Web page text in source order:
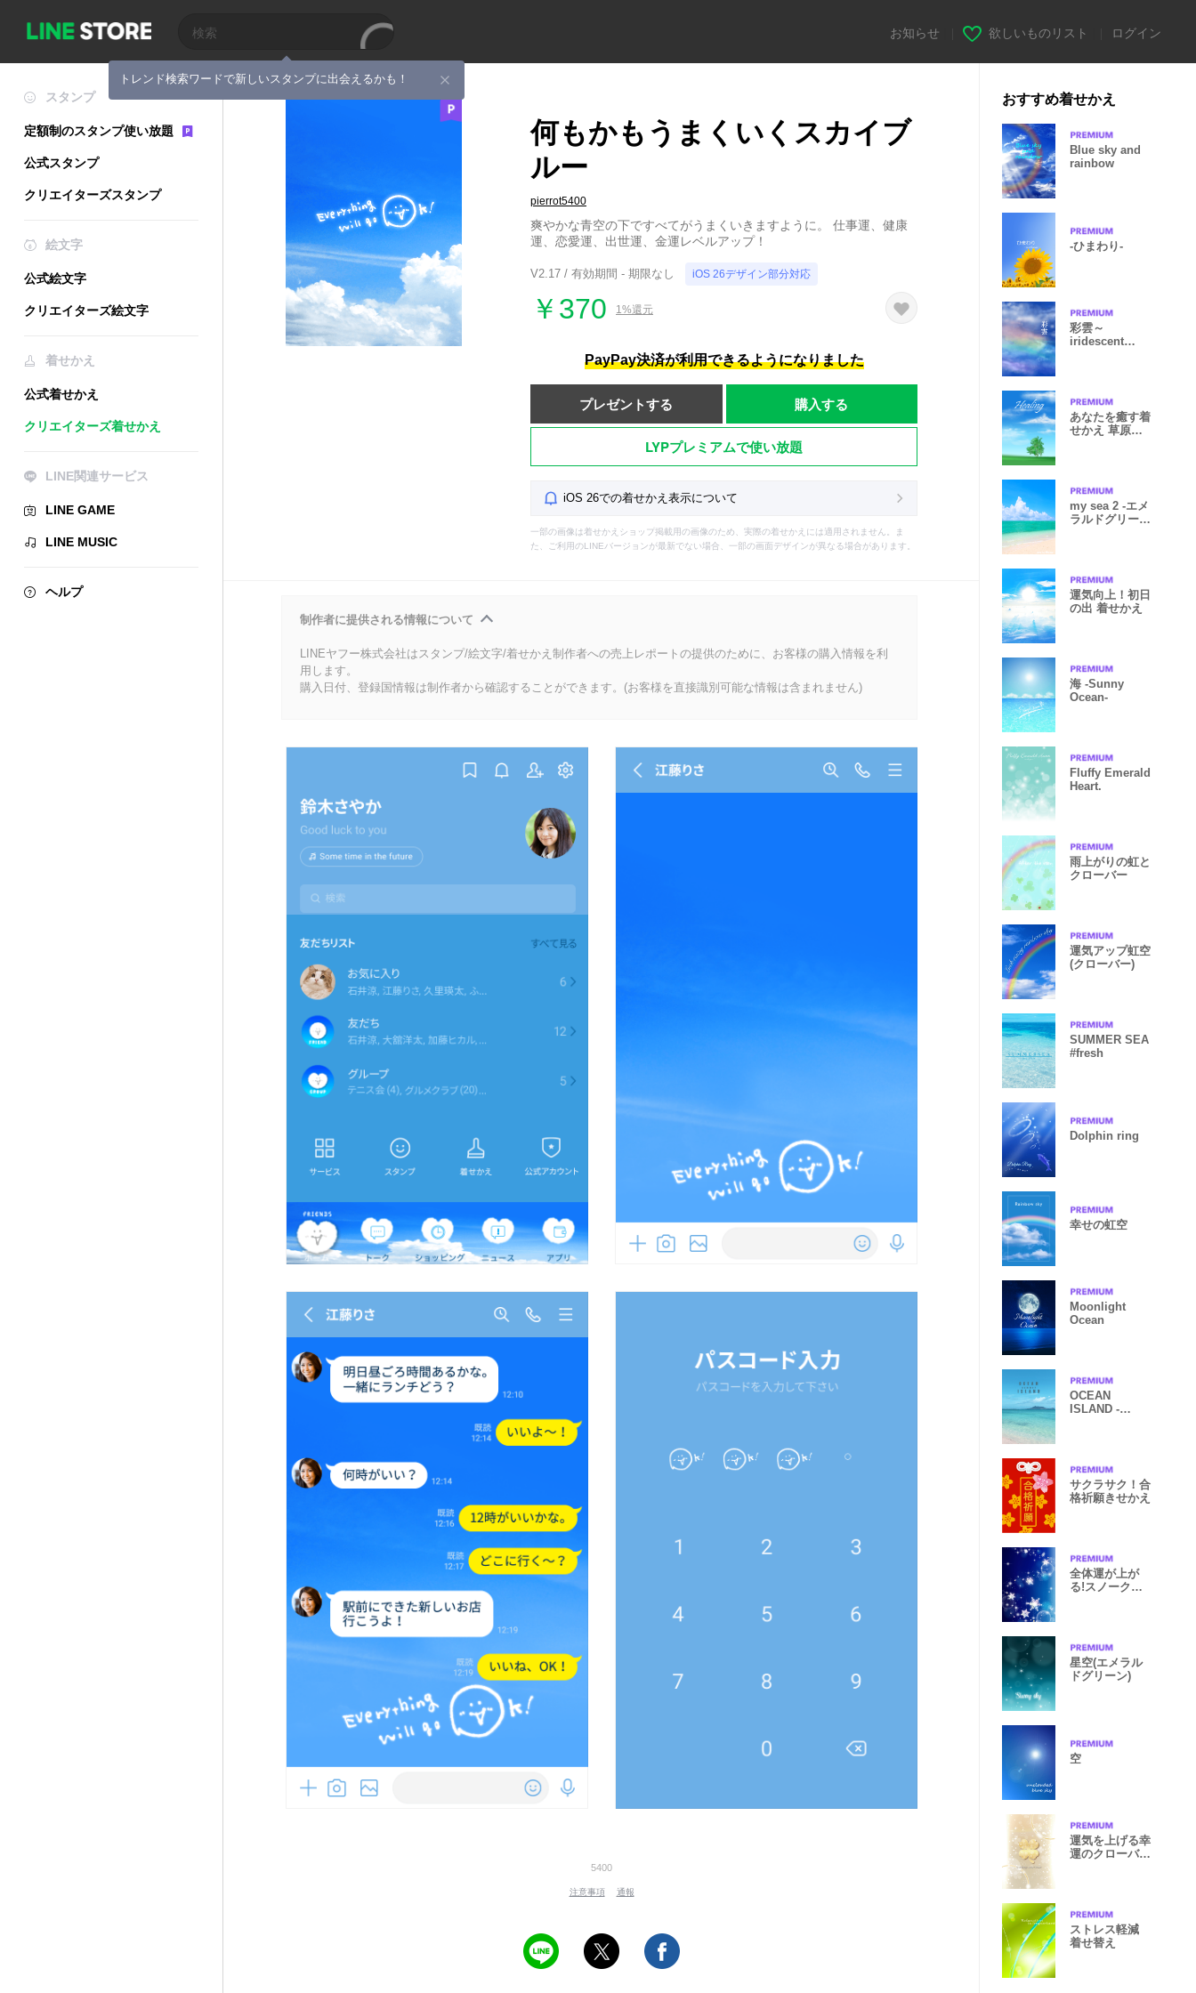
トレンド検索ワードで新しいスタンプに出会えるかも！
お知らせ 欲しいものリスト ログイン
スタンプ
定額制のスタンプ使い放題
公式スタンプ
クリエイターズスタンプ
絵文字
公式絵文字
クリエイターズ絵文字
着せかえ
公式着せかえ
クリエイターズ着せかえ
LINE関連サービス
LINE GAME
LINE MUSIC
ヘルプ
何もかもうまくいくスカイブ
ルー
pierrot5400
爽やかな青空の下ですべてがうまくいきますように。 仕事運、健康
運、恋愛運、出世運、金運レベルアップ！
V2.17 / 有効期間 - 期限なし iOS 26デザイン部分対応
￥370 1%還元
PayPay決済が利用できるようになりました
プレゼントする 購入する
LYPプレミアムで使い放題
iOS 26での着せかえ表示について
一部の画像は着せかえショップ掲載用の画像のため、実際の着せかえには適用されません。ま
た、ご利用のLINEバージョンが最新でない場合、一部の画面デザインが異なる場合があります。
制作者に提供される情報について
LINEヤフー株式会社はスタンプ/絵文字/着せかえ制作者への売上レポートの提供のために、お客様の購入情報を利
用します。
購入日付、登録国情報は制作者から確認することができます。(お客様を直接識別可能な情報は含まれません)
5400
注意事項 通報
おすすめ着せかえ
Blue sky and
rainbow
-ひまわり-
彩雲～
iridescent
あなたを癒す着
せかえ 草原と
my sea 2 -エメ
ラルドグリー
運気向上！初日
の出 着せかえ
海 -Sunny
Ocean-
Fluffy Emerald
Heart.
雨上がりの虹と
クローバー
運気アップ虹空
(クローバー)
SUMMER SEA
#fresh
Dolphin ring
幸せの虹空
Moonlight
Ocean
OCEAN
ISLAND -
サクラサク！合
格祈願きせかえ
全体運が上が
る!スノークリ
星空(エメラル
ドグリーン)
空
運気を上げる幸
運のクローバー
ストレス軽減
着せ替え